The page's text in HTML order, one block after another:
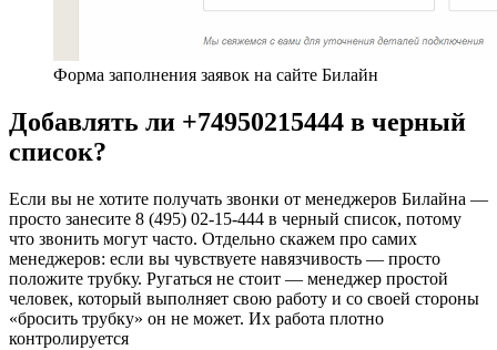
Форма заполнения заявок на сайте Билайн
Добавлять ли +74950215444 в черный
список?
Если вы не хотите получать звонки от менеджеров Билайна —
просто занесите 8 (495) 02-15-444 в черный список, потому
что звонить могут часто. Отдельно скажем про самих
менеджеров: если вы чувствуете навязчивость — просто
положите трубку. Ругаться не стоит — менеджер простой
человек, который выполняет свою работу и со своей стороны
«бросить трубку» он не может. Их работа плотно
контролируется